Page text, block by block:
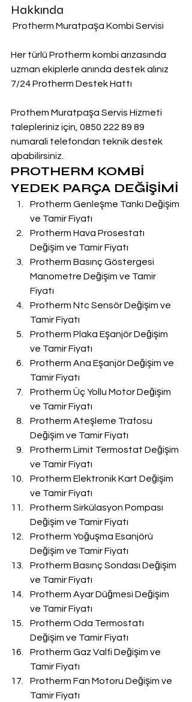
Hakkında
Protherm Muratpaşa Kombi Servisi
Her türlü Protherm kombi arızasında
uzman ekiplerle anında destek alınız
7/24 Protherm Destek Hattı
Prothem Muratpaşa Servis Hizmeti
talepleriniz için, 0850 222 89 89
numarali telefondan teknik destek
aþabilirsiniz.
PROTHERM KOMBİ
YEDEK PARÇA DEĞİŞİMİ
Protherm Genleşme Tankı Değişim
ve Tamir Fiyatı
Protherm Hava Prosestatı
Değişim ve Tamir Fiyatı
Protherm Basınç Göstergesi
Manometre Değişim ve Tamir
Fiyatı
Protherm Ntc Sensör Değişim ve
Tamir Fiyatı
Protherm Plaka Eşanjör Değişim
ve Tamir Fiyatı
Protherm Ana Eşanjör Değişim ve
Tamir Fiyatı
Protherm Üç Yollu Motor Değişim
ve Tamir Fiyatı
Protherm Ateşleme Trafosu
Değişim ve Tamir Fiyatı
Protherm Limit Termostat Değişim
ve Tamir Fiyatı
Protherm Elektronik Kart Değişim
ve Tamir Fiyatı
Protherm Sirkülasyon Pompası
Değişim ve Tamir Fiyatı
Protherm Yoğuşma Esanjörü
Değişim ve Tamir Fiyatı
Protherm Basınç Sondası Değişim
ve Tamir Fiyatı
Protherm Ayar Düğmesi Değişim
ve Tamir Fiyatı
Protherm Oda Termostatı
Değişim ve Tamir Fiyatı
Protherm Gaz Valfi Değişim ve
Tamir Fiyatı
Protherm Fan Motoru Değişim ve
Tamir Fiyatı